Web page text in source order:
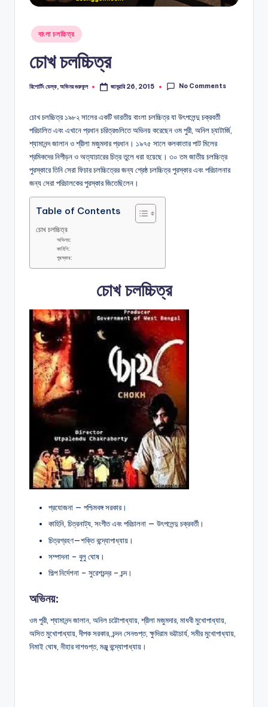
G
N
অভিনয়ের
অডিশন,
চলচ্চিত্রে
অভিনয়ের
Posted
in
বাংলা চলচ্চিত্র
চোখ চলচ্চিত্র
Posted
রিপোর্টিং ডেস্ক, অভিনয় গুরুকুল জানুয়ারি 26, 2015 No Comments
চোখ চলচ্চিত্র ১৯৮২ সালের একটি ভারতীয় বাংলা চলচ্চিত্র যা উৎপলেন্দু চক্রবর্তী
পরিচালিত এবং এখানে প্রধান চরিত্রগুলিতে অভিনয় করেছেন ওম পুরী, অনিল চ্যাটার্জি,
শ্যামানন্দ জালান ও শ্রীলা মজুমদার প্রধান। ১৯৭৫ সালে কলকাতার পাট মিলের
শ্রমিকদের নিপীড়ন ও অত্যাচারের চিত্র তুলে ধরা হয়েছে। ৩০ তম জাতীয় চলচ্চিত্র
পুরস্কারে তিনি সেরা ফিচার চলচ্চিত্রের জন্য শ্রেষ্ঠ চলচ্চিত্র পুরস্কার এবং পরিচালনার
জন্য সেরা পরিচালকের পুরস্কার জিতেছিলেন।
Table of Contents
চোখ চলচ্চিত্র
অভিনয়:
কাহিনি:
পুরস্কার:
চোখ চলচ্চিত্র
প্রযোজনা — পশ্চিমবঙ্গ সরকার।
কাহিনি, চিত্রনাট্য, সংগীত এবং পরিচালনা — উৎপলেন্দু চক্রবর্তী।
চিত্রগ্রহণ—শক্তি বন্দ্যোপাধ্যায়।
সম্পাদনা – বুলু ঘোষ।
শিল্প নির্দেশনা – সুরেশচন্দ্র – চন্দ।
অভিনয়:
ওম পুরী, শ্যামানন্দ জালান, অনিল চট্টোপাধ্যায়, শ্রীলা মজুমদার, মাধবী মুখোপাধ্যায়,
অসিত মুখোপাধ্যায়, দীপক সরকার, চন্দন সেনগুপ্ত, ক্ষুদিরাম ভট্টাচার্য, সমীর মুখোপাধ্যায়,
নিমাই ঘোষ, নীহার দাশগুপ্ত, মঞ্জু বন্দ্যোপাধ্যায়।